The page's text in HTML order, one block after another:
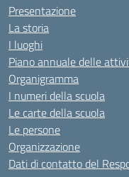
Presentazione
La storia
I luoghi
Piano annuale delle
Organigramma
I numeri della scuola
Le carte della scuola
Le persone
Organizzazione
Dati di contatto del